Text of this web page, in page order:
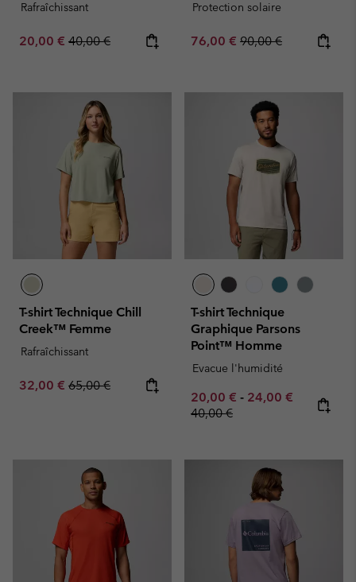
Rafraîchissant
Sale price:
20,00 € Regular price:
40,00 €
Protection solaire
Sale price:
76,00 € Regular price:
90,00 €
T-shirt Technique Chill
Creek™ Femme
Rafraîchissant
Sale price:
32,00 € Regular price:
65,00 €
T-shirt Technique
Graphique Parsons
Point™ Homme
Evacue l'humidité
Minimum sale price:
20,00 € - Maximum sale
24,00 € Regular
40,00 €